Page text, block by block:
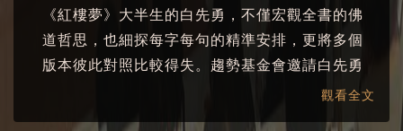
《紅樓夢》大半生的白先勇，不僅宏觀全書的佛
道哲思，也細探每字每句的精準安排，更將多個
版本彼此對照比較得失。趨勢基金會邀請白先勇
老師，將畢生的紅學研究心得濃縮於四場系列講
觀看全文